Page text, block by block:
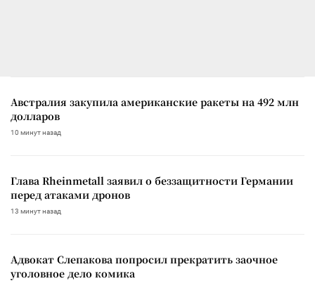
Австралия закупила американские ракеты на 492 млн
долларов
10 минут назад
Глава Rheinmetall заявил о беззащитности Германии
перед атаками дронов
13 минут назад
Адвокат Слепакова попросил прекратить заочное
уголовное дело комика